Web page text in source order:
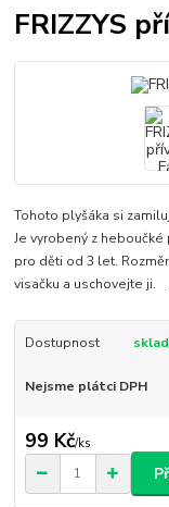
FRIZZYS
Tohoto plyšáka si
Je vyrobený z
pro děti od 3 let.
visačku a uschovejte ji.
Dostupnost
Nejsme plátci DPH
99 Kč/ks